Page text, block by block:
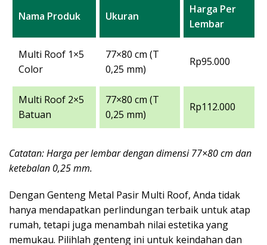
Nama Produk Ukuran
Harga Per
Lembar
Multi Roof 1×5
Color
77×80 cm (T
0,25 mm)
Rp95.000
Multi Roof 2×5
Batuan
77×80 cm (T
0,25 mm)
Rp112.000
Catatan: Harga per lembar dengan dimensi 77×80 cm dan
ketebalan 0,25 mm.
Dengan Genteng Metal Pasir Multi Roof, Anda tidak
hanya mendapatkan perlindungan terbaik untuk atap
rumah, tetapi juga menambah nilai estetika yang
memukau. Pilihlah genteng ini untuk keindahan dan